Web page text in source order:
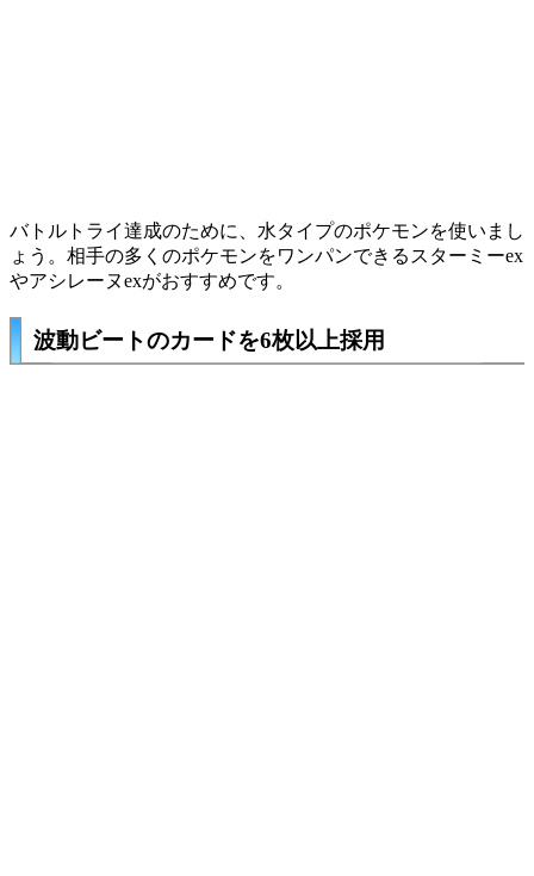
バトルトライ達成のために、水タイプのポケモンを使いまし
ょう。相手の多くのポケモンをワンパンできる スターミーex
やアシレーヌexがおすすめです。
波動ビートのカードを6枚以上採用